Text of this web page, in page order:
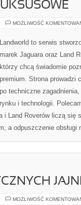
MOŻLIWOŚĆ
Landworld to serwis
marek Jaguara oraz Land
którzy chcą świadomie
premium. Strona prowadzi
po techniczne
rynku i technologii.
Land Roverów liczą się
a odpuszczenie
MOŻLIWOŚĆ